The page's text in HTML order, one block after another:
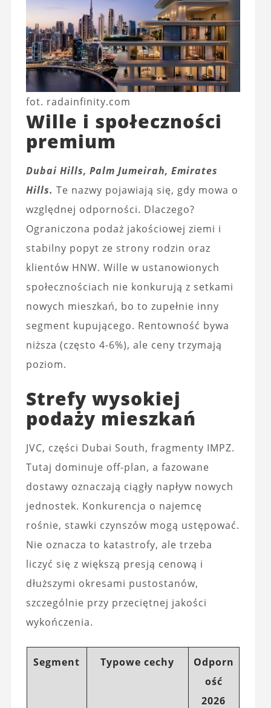
fot. radainfinity.com
Wille i społeczności
premium
Dubai Hills, Palm Jumeirah, Emirates
Hills. Te nazwy pojawiają się, gdy mowa o
względnej odporności. Dlaczego?
Ograniczona podaż jakościowej ziemi i
stabilny popyt ze strony rodzin oraz
klientów HNW. Wille w ustanowionych
społecznościach nie konkurują z setkami
nowych mieszkań, bo to zupełnie inny
segment kupującego. Rentowność bywa
niższa (często 4-6%), ale ceny trzymają
poziom.
Strefy wysokiej
podaży mieszkań
JVC, części Dubai South, fragmenty IMPZ.
Tutaj dominuje off-plan, a fazowane
dostawy oznaczają ciągły napływ nowych
jednostek. Konkurencja o najemcę
rośnie, stawki czynszów mogą ustępować.
Nie oznacza to katastrofy, ale trzeba
liczyć się z większą presją cenową i
dłuższymi okresami pustostanów,
szczególnie przy przeciętnej jakości
wykończenia.
Segment Typowe cechy
Odporn
ość
2026